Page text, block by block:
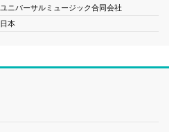
ユニバーサルミュージック合同会社
日本